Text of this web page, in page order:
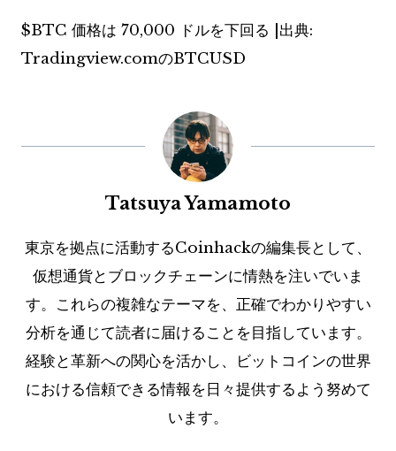
$BTC 価格は 70,000 ドルを下回る |出典:
Tradingview.comのBTCUSD
Tatsuya Yamamoto
東京を拠点に活動するCoinhackの編集長として、
仮想通貨とブロックチェーンに情熱を注いでいま
す。これらの複雑なテーマを、正確でわかりやすい
分析を通じて読者に届けることを目指しています。
経験と革新への関心を活かし、ビットコインの世界
における信頼できる情報を日々提供するよう努めて
います。